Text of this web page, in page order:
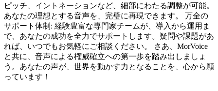
ピッチ、イントネーションなど、細部にわたる調整が可能。
あなたの理想とする音声を、完璧に再現できます。 万全の
サポート体制: 経験豊富な専門家チームが、導入から運用ま
で、あなたの成功を全力でサポートします。疑問や課題があ
れば、いつでもお気軽にご相談ください。 さあ、MorVoice
と共に、音声による権威確立への第一歩を踏み出しましょ
う。あなたの声が、世界を動かす力となることを、心から願
っています！